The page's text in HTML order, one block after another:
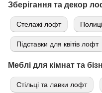
Зберігання та декор
Стелажі лофт
Підставки для квітів лофт
Меблі для кімнат та
Стільці та лавки лофт